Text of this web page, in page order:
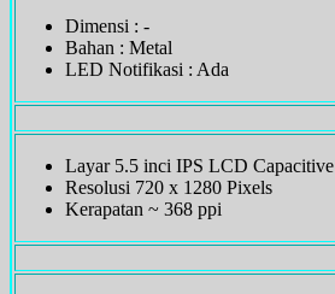
Dimensi : -
Bahan : Metal
LED Notifikasi : Ada
Layar 5.5 inci IPS LCD Capacitive
Resolusi 720 x 1280 Pixels
Kerapatan ~ 368 ppi